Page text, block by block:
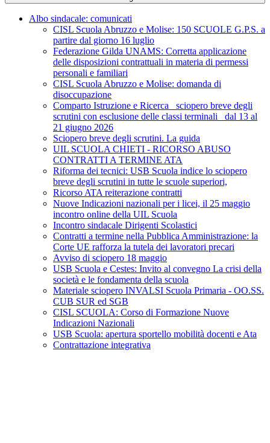
Albo sindacale: comunicati
CISL Scuola Abruzzo e Molise: 150 SCUOLE G.P.S. a
partire dal giorno 16 luglio
Federazione Gilda UNAMS: Corretta applicazione
delle disposizioni contrattuali in materia di permessi
personali e familiari
CISL Scuola Abruzzo e Molise: domanda di
disoccupazione
Comparto Istruzione e Ricerca_ sciopero breve degli
scrutini con esclusione delle classi terminali_ dal 13 al
21 giugno 2026
Sciopero breve degli scrutini. La guida
UIL SCUOLA CHIETI - RICORSO ABUSO
CONTRATTI A TERMINE ATA
Riforma dei tecnici: USB Scuola indice lo sciopero
breve degli scrutini in tutte le scuole superiori,
Ricorso ATA reiterazione contratti
Nuove Indicazioni nazionali per i licei, il 25 maggio
incontro online della UIL Scuola
Incontro sindacale Dirigenti Scolastici
Contratti a termine nella Pubblica Amministrazione: la
Corte UE rafforza la tutela dei lavoratori precari
Avviso di sciopero 18 maggio
USB Scuola e Cestes: Invito al convegno La crisi della
società e le fondamenta della scuola
Materiale sciopero INVALSI Scuola Primaria - OO.SS.
CUB SUR ed SGB
CISL SCUOLA: Corso di Formazione Nuove
Indicazioni Nazionali
USB Scuola: apertura sportello mobilità docenti e Ata
Contrattazione integrativa